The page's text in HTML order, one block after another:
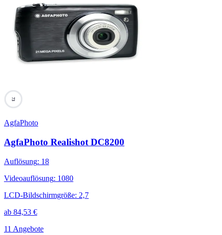
73
AgfaPhoto
AgfaPhoto Realishot DC8200
Auflösung: 18
Videoauflösung: 1080
LCD-Bildschirmgröße: 2,7
ab 84,53 €
11 Angebote